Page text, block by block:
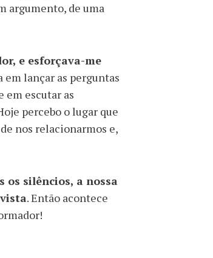
argumento, de uma
e esforçava-me
em lançar as perguntas
em escutar as
percebo o lugar que
nos relacionarmos e,
os silêncios, a nossa
. Então acontece